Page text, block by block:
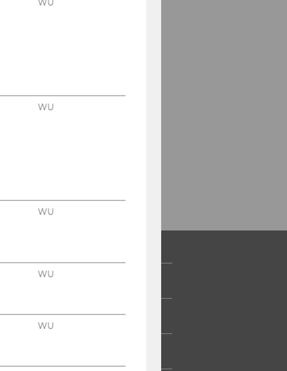
WU COMMUNITY
STUDIERENDE
WU
WU
WU
WU
WU